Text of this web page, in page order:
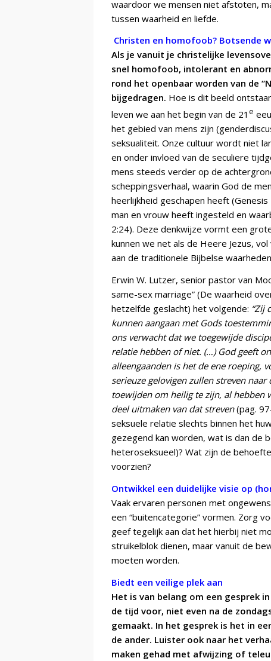
waardoor we mensen niet afstoten,
tussen waarheid en liefde.
Christen en homofoob? Botsende
Als je vanuit je christelijke
snel homofoob, intolerant en
rond het openbaar worden van de
bijgedragen. Hoe is dit beeld
leven we aan het begin van de 21 e
het gebied van mens zijn
seksualiteit. Onze cultuur wordt niet
en onder invloed van de seculiere
mens steeds verder op de
scheppingsverhaal, waarin God de
heerlijkheid geschapen heeft
man en vrouw heeft ingesteld en
2:24). Deze denkwijze vormt een
kunnen we net als de Heere Jezus,
aan de traditionele Bijbelse
Erwin W. Lutzer, senior pastor van
same-sex marriage” (De waarheid
hetzelfde geslacht) het volgende: “Zij
kunnen aangaan met Gods
ons verwacht dat we toegewijde
relatie hebben of niet. (…) God geeft
alleengaanden is het de ene roeping,
serieuze gelovigen zullen streven
toewijden om heilig te zijn, al hebben
deel uitmaken van dat streven(pag.
seksuele relatie slechts binnen het
gezegend kan worden, wat is dan de
heteroseksueel)? Wat zijn de
voorzien?
Ontwikkel een duidelijke visie op
Vaak ervaren personen met
een “buitencategorie” vormen. Zorg
geef tegelijk aan dat het hierbij niet
struikelblok dienen, maar vanuit de
moeten worden.
Biedt een veilige plek aan
Het is van belang om een gesprek
de tijd voor, niet even na de
gemaakt. In het gesprek is het in
de ander. Luister ook naar het
maken gehad met afwijzing of